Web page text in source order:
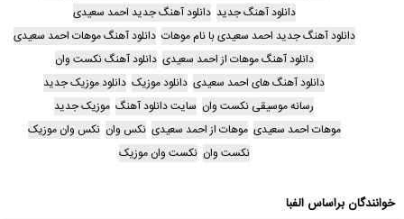
دانلود آهنگ جدید دانلود آهنگ جدید احمد سعیدی
دانلود آهنگ جدید احمد سعیدی با نام موهات دانلود آهنگ موهات احمد سعیدی
دانلود آهنگ موهات از احمد سعیدی دانلود آهنگ نکست وان
دانلود آهنگ های احمد سعیدی دانلود موزیک دانلود موزیک جدید
رسانه موسیقی نکست وان سایت دانلود آهنگ موزیک جدید
موهات احمد سعیدی موهات از احمد سعیدی نکس وان نکس وان موزیک
نکست وان نکست وان موزیک
خوانندگان براساس الفبا